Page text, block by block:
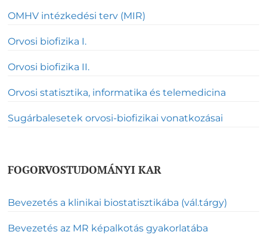
OMHV intézkedési terv (MIR)
Orvosi biofizika I.
Orvosi biofizika II.
Orvosi statisztika, informatika és telemedicina
Sugárbalesetek orvosi-biofizikai vonatkozásai
FOGORVOSTUDOMÁNYI KAR
Bevezetés a klinikai biostatisztikába (vál.tárgy)
Bevezetés az MR képalkotás gyakorlatába